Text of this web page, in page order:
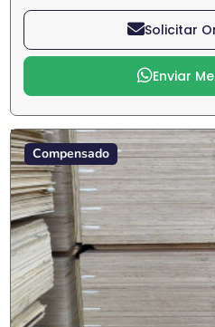
Solicitar
Enviar
Compensado